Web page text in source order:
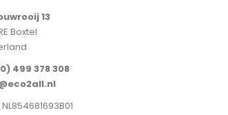
13
Boxtel
499 378 308
NL854681693B01